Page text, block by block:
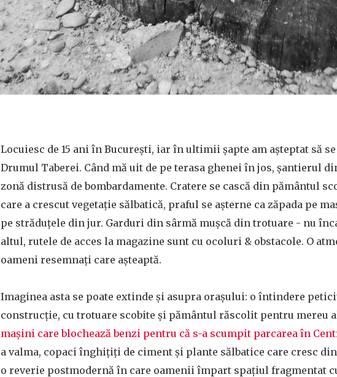
Locuiesc de 15 ani în Bucureşti, iar în ultimii şapte am aşteptat să
Drumul Taberei. Când mă uit de pe terasa ghenei în jos, şantierul
zonă distrusă de bombardamente. Cratere se cască din pământul
care a crescut vegetaţie sălbatică, praful se așterne ca zăpada pe
pe străduțele din jur. Garduri din sârmă muşcă din trotuare - nu
altul, rutele de acces la magazine sunt cu ocoluri & obstacole. O
oameni resemnaţi care aşteaptă.
Imaginea asta se poate extinde şi asupra oraşului: o întindere
construcţie, cu trotuare scobite și pământul răscolit pentru mereu
mașini care blochează benzi pentru că s-a scumpit parcarea în
a valma, copaci înghițiți de ciment și plante sălbatice care cresc din
o reverie postmodernă în care oamenii împart spaţiul fragmentat